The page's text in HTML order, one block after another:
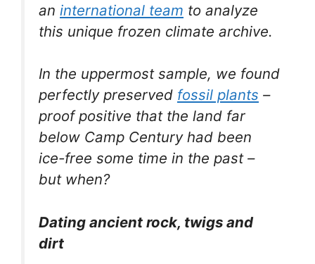
an international team to analyze
this unique frozen climate archive.
In the uppermost sample, we found
perfectly preserved fossil plants –
proof positive that the land far
below Camp Century had been
ice-free some time in the past –
but when?
Dating ancient rock, twigs and
dirt